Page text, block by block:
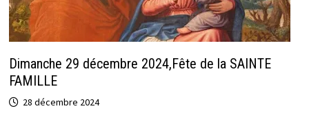
Dimanche 29 décembre 2024,Fête de la SAINTE
FAMILLE
28 décembre 2024